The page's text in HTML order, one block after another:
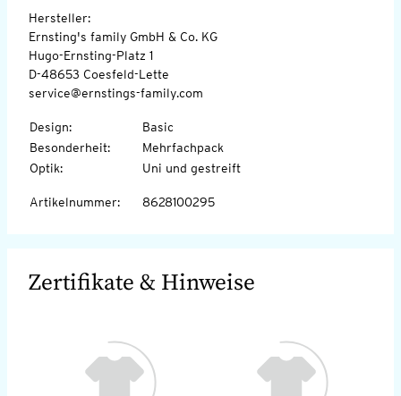
Hersteller:
Ernsting's family GmbH & Co. KG
Hugo-Ernsting-Platz 1
D-48653 Coesfeld-Lette
service@ernstings-family.com
Design:
Basic
Besonderheit:
Mehrfachpack
Optik: Uni und gestreift
Artikelnummer: 8628100295
Zertifikate & Hinweise